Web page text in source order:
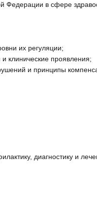
Федерации в сфере
их регуляции;
клинические проявления;
и принципы
диагностику и